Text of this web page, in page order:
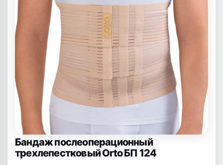
Бандаж послеоперационный
трехлепестковый Orto БП 124